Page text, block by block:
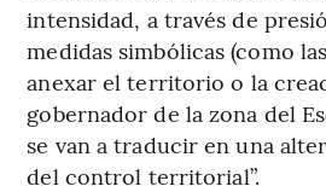
intensidad, a través de
medidas simbólicas (como
anexar el territorio o la
gobernador de la zona del
se van a traducir en una
del control territorial”.